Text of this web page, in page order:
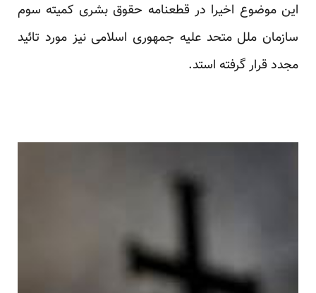
این موضوع اخیرا در قطعنامه حقوق بشری کمیته سوم
سازمان ملل متحد علیه جمهوری اسلامی نیز مورد تائید
مجدد قرار گرفته استد.